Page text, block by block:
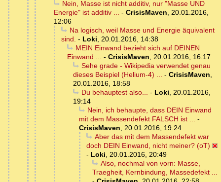
Nein, Masse ist nicht additiv, nur "Masse UND
Energie" ist additiv ...
- CrisisMaven
20.01.2016,
12:06
Na logisch, weil Masse und Energie äquivalent
sind. - Loki
20.01.2016, 14:38
MEIN Einwand bezieht sich auf DEINEN
Einwand ...
- CrisisMaven
20.01.2016, 16:17
Sehe grade - Wikipedia verwendet genau
dieses Beispiel (Helium-4) ...
- CrisisMaven
20.01.2016, 18:58
Du behauptest also...
- Loki
20.01.2016,
19:14
Nein, ich behaupte, dass DEIN Einwand
mit dem Massendefekt FALSCH ist ...
-
CrisisMaven
20.01.2016, 19:24
Aber das mit dem Massendefekt war
doch DEIN Einwand, nicht meiner? (oT)
- Loki
20.01.2016, 20:49
Also, nochmal von vorn: Masse,
Traegheit, Kernbindung, Massedefekt ...